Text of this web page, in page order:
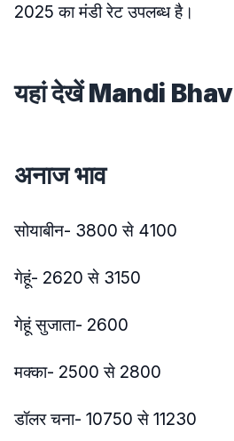
2025 का मंडी रेट उपलब्ध है।
यहां देखें Mandi Bhav
अनाज भाव
सोयाबीन- 3800 से 4100
गेहूं- 2620 से 3150
गेहूं सुजाता- 2600
मक्का- 2500 से 2800
डॉलर चना- 10750 से 11230